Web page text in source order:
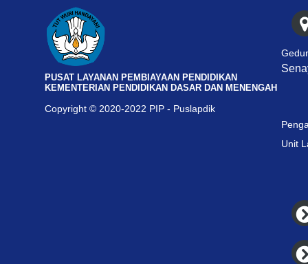
PUSAT LAYANAN PEMBIAYAAN PENDIDIKAN
KEMENTERIAN PENDIDIKAN DASAR DAN MENENGAH
Copyright © 2020-2022 PIP - Puslapdik
Unit